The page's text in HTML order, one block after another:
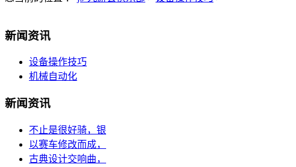
新闻资讯
设备操作技巧
机械自动化
新闻资讯
不止是很好骑，银
以赛车修改而成，
古典设计交响曲，